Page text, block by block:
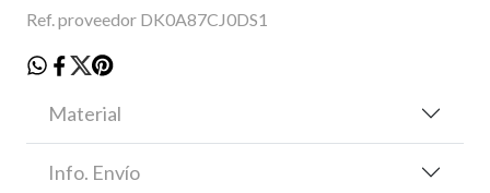
Ref. proveedor DK0A87CJ0DS1
Material
Info. Envío